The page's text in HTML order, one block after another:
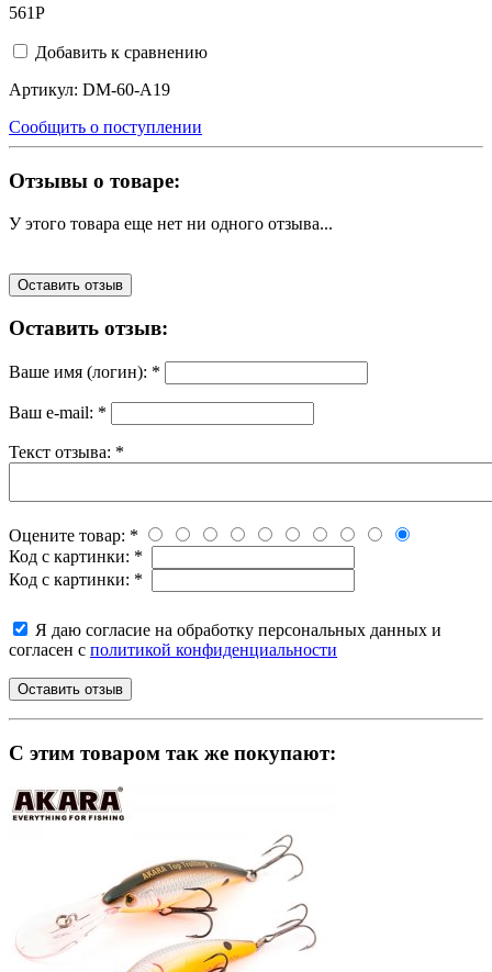
561Р
Добавить к сравнению
Артикул: DM-60-A19
Сообщить о поступлении
Отзывы о товаре:
У этого товара еще нет ни одного отзыва...
Оставить отзыв
Оставить отзыв:
Ваше имя (логин): *
Ваш e-mail: *
Текст отзыва: *
Оцените товар: *
Код с картинки: *
Код с картинки: *
Я даю согласие на обработку персональных данных и
согласен с политикой конфиденциальности
C этим товаром так же покупают: